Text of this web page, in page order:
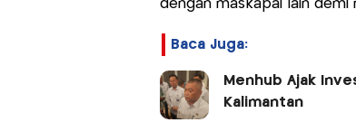
dengan maskapai lain
Baca Juga:
Menhub Ajak
Kalimantan